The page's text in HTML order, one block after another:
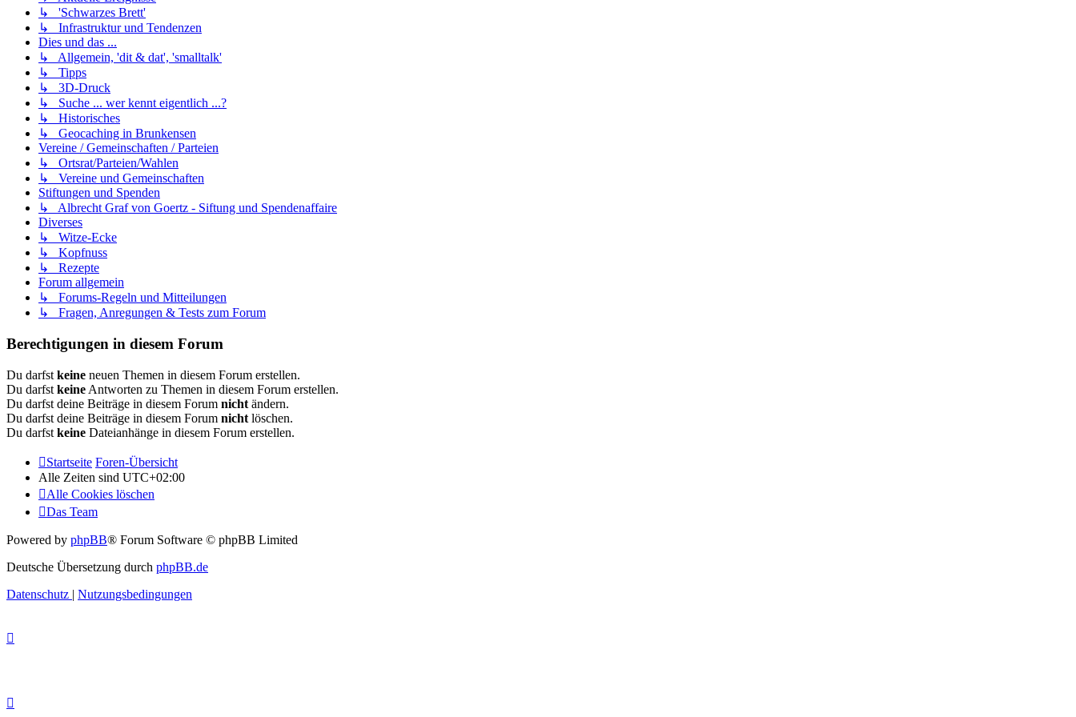
↳ 'Schwarzes Brett'
↳ Infrastruktur und Tendenzen
Dies und das ...
↳ Allgemein, 'dit & dat', 'smalltalk'
↳ Tipps
↳ 3D-Druck
↳ Suche ... wer kennt eigentlich ...?
↳ Historisches
↳ Geocaching in Brunkensen
Vereine / Gemeinschaften / Parteien
↳ Ortsrat/Parteien/Wahlen
↳ Vereine und Gemeinschaften
Stiftungen und Spenden
↳ Albrecht Graf von Goertz - Siftung und Spendenaffaire
Diverses
↳ Witze-Ecke
↳ Kopfnuss
↳ Rezepte
Forum allgemein
↳ Forums-Regeln und Mitteilungen
↳ Fragen, Anregungen & Tests zum Forum
Berechtigungen in diesem Forum
Du darfst keine neuen Themen in diesem Forum erstellen.
Du darfst keine Antworten zu Themen in diesem Forum erstellen.
Du darfst deine Beiträge in diesem Forum nicht ändern.
Du darfst deine Beiträge in diesem Forum nicht löschen.
Du darfst keine Dateianhänge in diesem Forum erstellen.
Startseite Foren-Übersicht
Alle Zeiten sind UTC+02:00
Alle Cookies löschen
Das Team
Powered by phpBB® Forum Software © phpBB Limited
Deutsche Übersetzung durch phpBB.de
Datenschutz | Nutzungsbedingungen